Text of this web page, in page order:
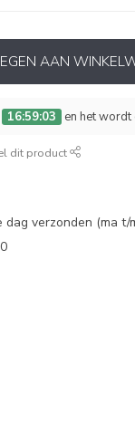
AAN
16:59:02 en het
dit product
verzonden (ma t/